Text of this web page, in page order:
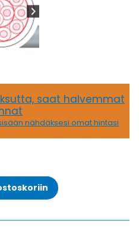
saat halvemmat
nähdäksesi omat hintasi